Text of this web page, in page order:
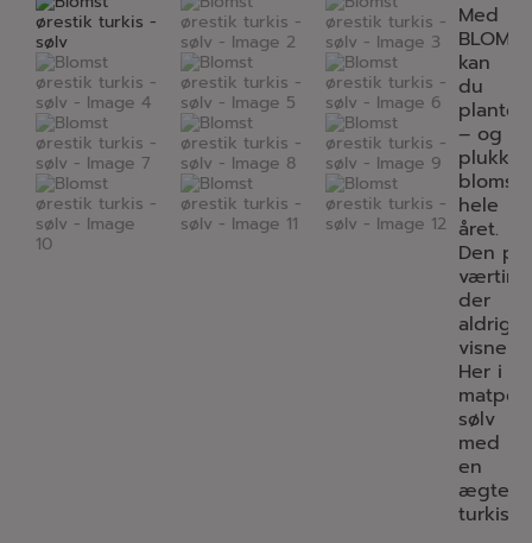
Med
BLOMST
kan
du
plante
– og
plukke
hele
året.
Den
der
aldrig
visner.
Her i
sølv
med
en
ægte
turkis.